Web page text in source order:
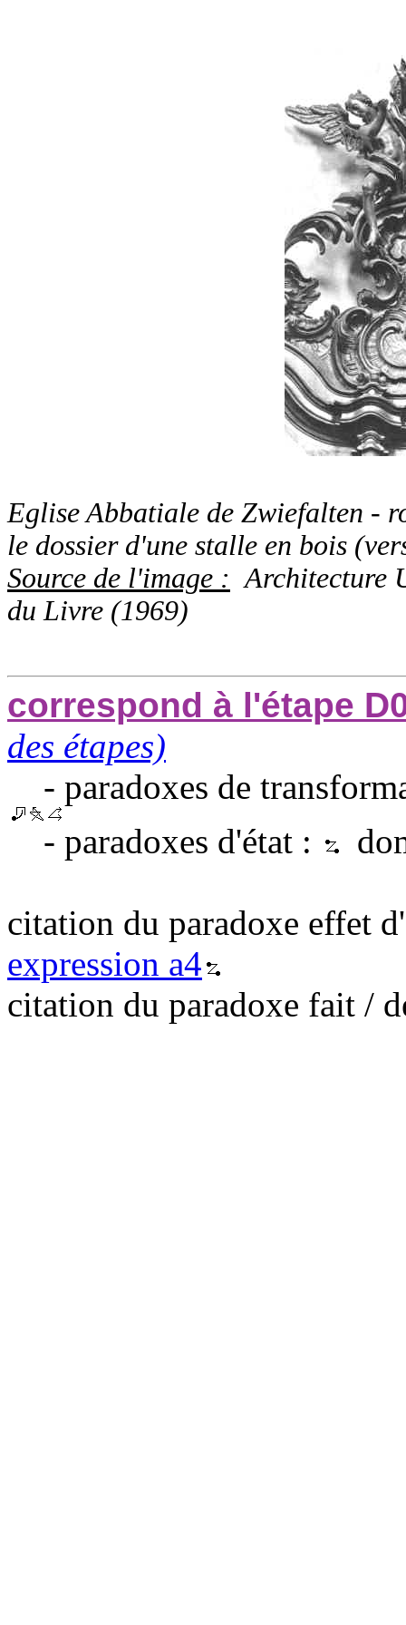
Eglise Abbatiale de Zwiefalten -
le dossier d'une stalle en bois
Source de l'image : Architecture
du Livre (1969)
correspond à l'étape
des étapes)
- paradoxes de
- paradoxes d'état :
citation du paradoxe effet
expression a4
citation du paradoxe fait /